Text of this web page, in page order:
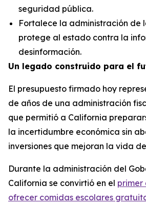
seguridad pública.
Fortalece la administración de
protege al estado contra la
desinformación.
Un legado construido para el
El presupuesto firmado hoy
de años de una administración
que permitió a California
la incertidumbre económica sin
inversiones que mejoran la vida
Durante la administración del
California se convirtió en el primer
ofrecer comidas escolares